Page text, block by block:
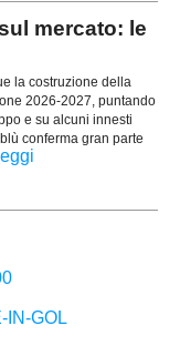
mercato: le
la costruzione della
2026-2027, puntando
e su alcuni innesti
conferma gran parte
leggi